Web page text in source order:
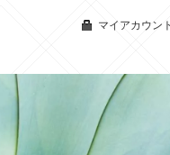
マイアカウント